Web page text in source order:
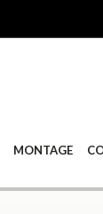
MONTAGE